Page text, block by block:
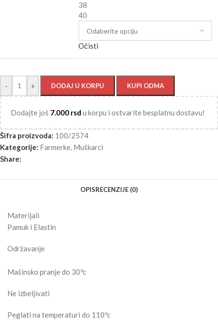
38
40
Očisti
- + DODAJ U KORPU KUPI ODMA
Dodajte još 7.000 rsd u korpu i ostvarite besplatnu dostavu!
Šifra proizvoda: 100/2574
Kategorije: Farmerke, Muškarci
Share:
OPISRECENZIJE (0)
Materijali
Pamuk i Elastin
Održavanje
Mašinsko pranje do 30ºc
Ne izbeljivati
Peglati na temperaturi do 110ºc